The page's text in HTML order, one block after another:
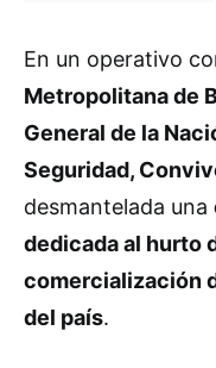
En un operativo
Metropolitana de
General de la
Seguridad,
desmantelada una
dedicada al hurto
comercialización
del país.